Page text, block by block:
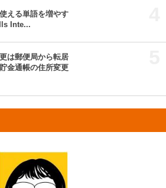
える単語を増やす
Inte...
は郵便局から転居
金通帳の住所変更